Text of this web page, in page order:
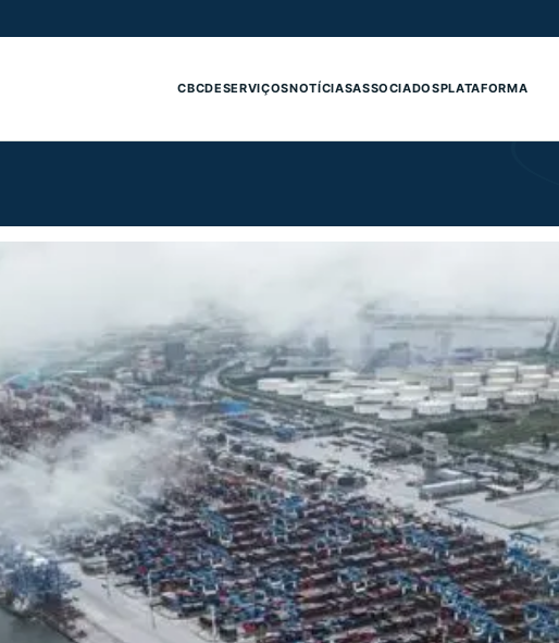
CBCDESERVIÇOSNOTÍCIASASSOCIADOSPLATAFORMA